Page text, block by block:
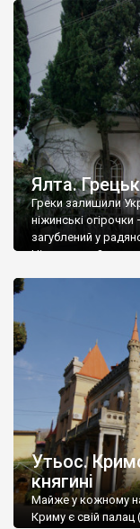
Ялта.
Греки залишили
ніжинські
загублений у
Ніжин греки?
Утьос.
княгині
Майже у кожному
Криму є свій палац